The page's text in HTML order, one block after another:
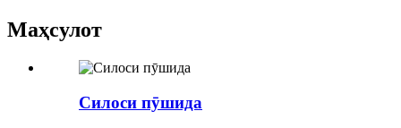
Маҳсулот
Силоси пӯшида